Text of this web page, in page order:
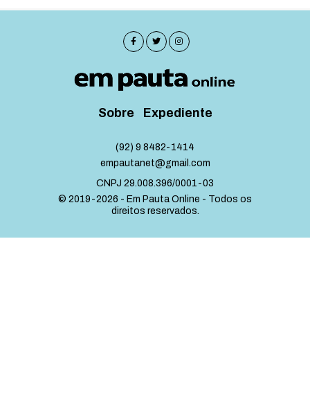
Sobre Expediente
(92) 9 8482-1414
empautanet@gmail.com
CNPJ 29.008.396/0001-03
© 2019-2026 - Em Pauta Online - Todos os
direitos reservados.